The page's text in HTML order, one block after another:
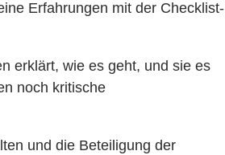
Erfahrungen mit der Checklist-
erklärt, wie es geht, und sie es
noch kritische
und die Beteiligung der